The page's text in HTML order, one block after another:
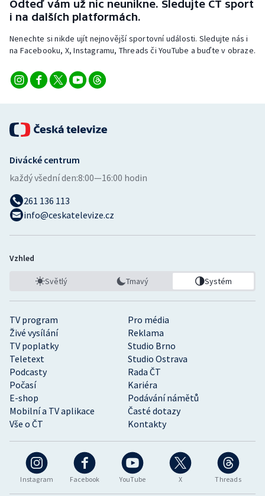
Triatlon
Volejbal
Odteď vám už nic neunikne. Sledujte ČT sport
i na dalších platformách.
Nenechte si nikde ujít nejnovější sportovní události. Sledujte nás i
na Facebooku, X, Instagramu, Threads či YouTube a buďte v obraze.
Instagram Facebook YouTube X Threads
TV program
Pro média
Živé vysílání
Reklama
TV poplatky
Studio Brno
Teletext
Studio Ostrava
Podcasty
Rada ČT
Počasí
Kariéra
E-shop
Podávání námětů
Mobilní a TV aplikace
Časté dotazy
Vše o ČT
Kontakty
Divácké centrum
každý všední den:8:00—16:00 hodin
261 136 113
info@ceskatelevize.cz
Vzhled
Světlý Tmavý Systém